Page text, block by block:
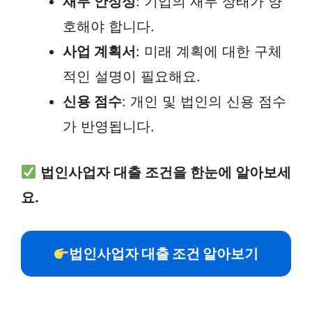
호해야 합니다.
사업 계획서: 미래 계획에 대한 구체
적인 설명이 필요해요.
신용 점수: 개인 및 법인의 신용 점수
가 반영됩니다.
법인사업자 대출 조건을 한눈에 알아보세
요.
법인사업자 대출 조건 알아보기